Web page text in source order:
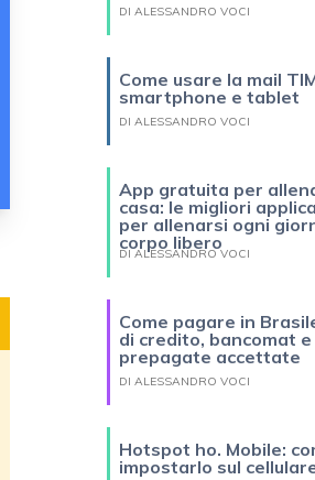
DI ALESSANDRO VOCI
Come usare la mail
smartphone e tablet
DI ALESSANDRO VOCI
App gratuita per
casa: le migliori
per allenarsi ogni
corpo libero
DI ALESSANDRO VOCI
Come pagare in
di credito, bancomat e
prepagate accettate
DI ALESSANDRO VOCI
Hotspot ho. Mobile:
impostarlo sul